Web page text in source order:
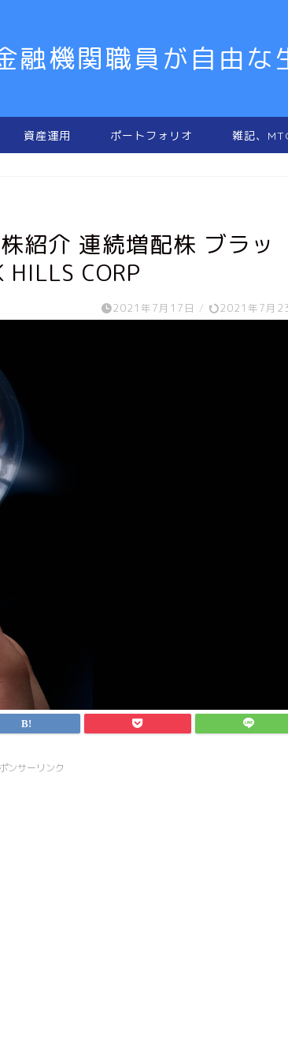
融機関職員が自由な
資産運用 ポートフォリオ 雑記、
紹介 連続増配株 ブラッ
CORP
2021年7月17日 / 2021年7月
ンサーリンク